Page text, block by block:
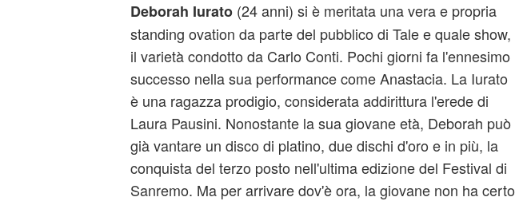
Deborah Iurato(24 anni) si è meritata una vera e propria
standing ovation da parte del pubblico di Tale e quale show,
il varietà condotto da Carlo Conti. Pochi giorni fa l'ennesimo
successo nella sua performance come Anastacia. La Iurato
è una ragazza prodigio, considerata addirittura l'erede di
Laura Pausini. Nonostante la sua giovane età, Deborah può
già vantare un disco di platino, due dischi d'oro e in più, la
conquista del terzo posto nell'ultima edizione del Festival di
Sanremo. Ma per arrivare dov'è ora, la giovane non ha certo